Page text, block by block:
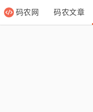
码农网 码农文章